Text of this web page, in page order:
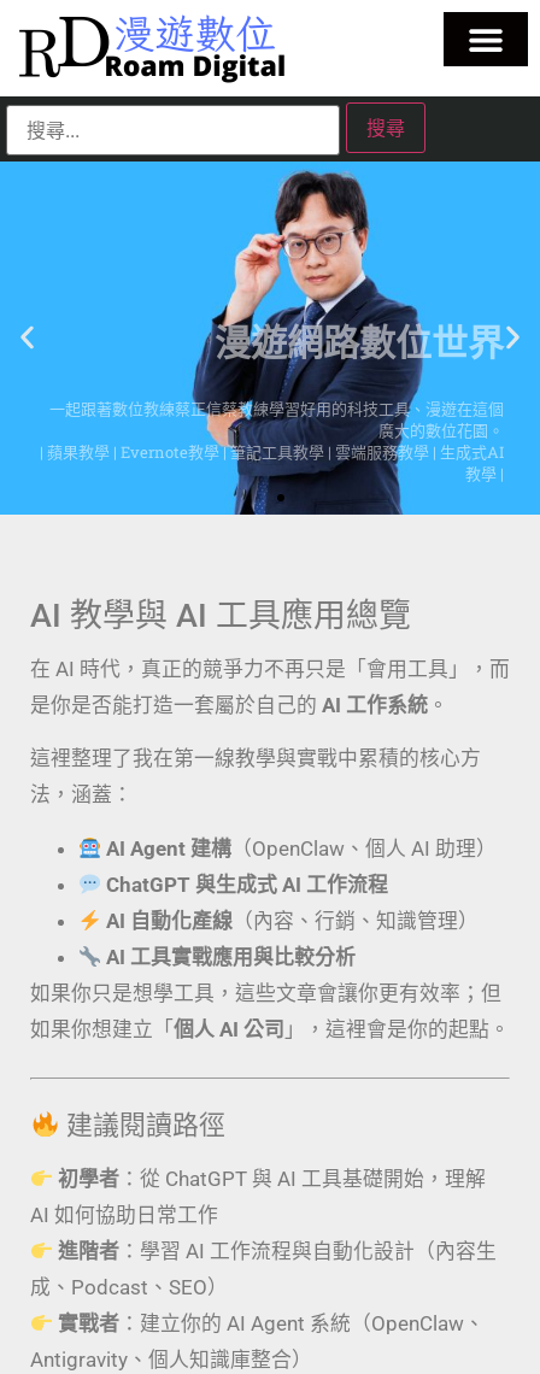
漫遊網路數位世界
一起跟著數位教練蔡正信蔡教練學習好用的科技工具、漫遊在這個
廣大的數位花園。
| 蘋果教學 | Evernote教學 | 筆記工具教學 | 雲端服務教學 | 生成式AI
教學 |
點擊這裡
AI 教學與 AI 工具應用總覽
在 AI 時代，真正的競爭力不再只是「會用工具」，而
是你是否能打造一套屬於自己的 AI 工作系統 。
這裡整理了我在第一線教學與實戰中累積的核心方
法，涵蓋：
AI Agent 建構 （OpenClaw、個人 AI 助理）
ChatGPT 與生成式 AI 工作流程
AI 自動化產線 （內容、行銷、知識管理）
AI 工具實戰應用與比較分析
如果你只是想學工具，這些文章會讓你更有效率；但
如果你想建立「 個人 AI 公司 」，這裡會是你的起點。
建議閱讀路徑
初學者 ：從 ChatGPT 與 AI 工具基礎開始，理解
AI 如何協助日常工作
進階者 ：學習 AI 工作流程與自動化設計（內容生
成、Podcast、SEO）
實戰者 ：建立你的 AI Agent 系統（OpenClaw、
Antigravity、個人知識庫整合）